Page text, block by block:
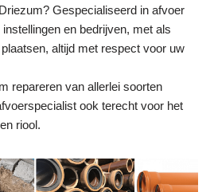
Gespecialiseerd in afvoer
en bedrijven, met als
altijd met respect voor uw
repareren van allerlei soorten
ook terecht voor het
riool.